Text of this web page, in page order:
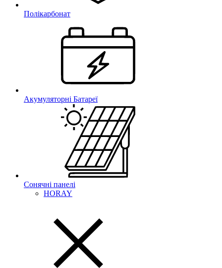
Полікарбонат
Акумуляторні Батареї
Сонячні панелі
HORAY